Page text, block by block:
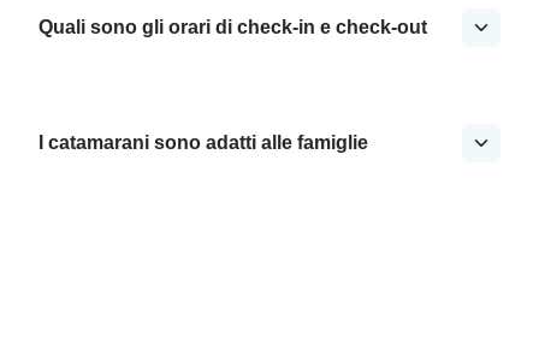
Quali sono gli orari di check-in e check-out
I catamarani sono adatti alle famiglie